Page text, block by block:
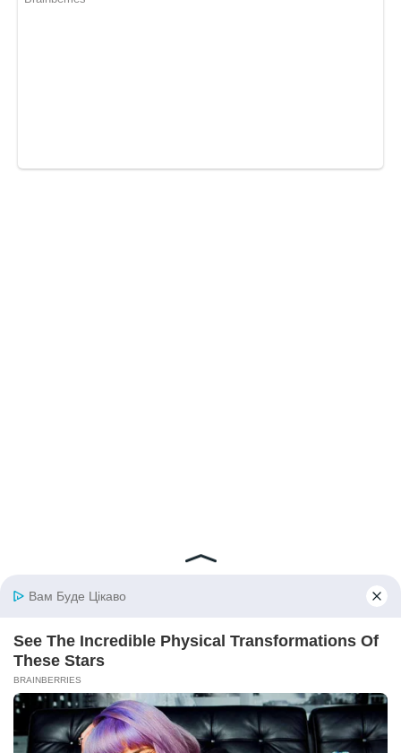
© 2026 iBilingua
Політика конфіденційності та умови користування
сайтом (Privacy Policy)